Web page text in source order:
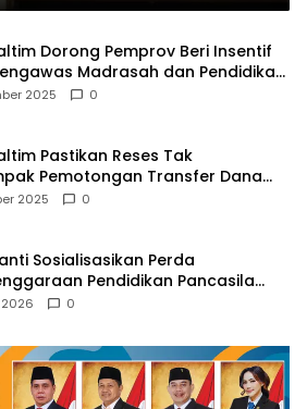
Dorong Pemprov Beri Insentif
Madrasah dan Pendidikan
2025 0
Pastikan Reses Tak
Pemotongan Transfer Dana
2025 0
Sosialisasikan Perda
Pendidikan Pancasila
Kebangsaan
0